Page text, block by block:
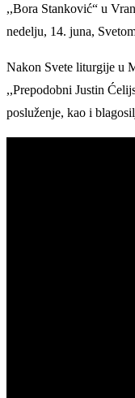
,,Bora Stanković“ u
nedelju, 14. juna,
Nakon Svete liturgije u
,,Prepodobni Justin
posluženje, kao i